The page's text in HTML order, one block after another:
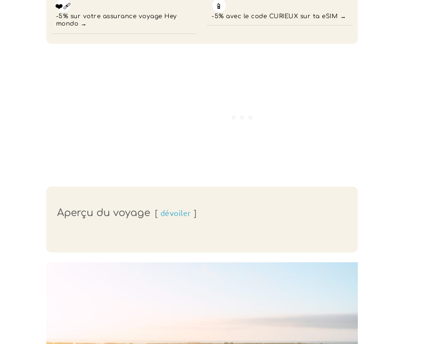
❤️‍🩹
-5% sur votre assurance voyage Hey
mondo
📱
-5% avec le code CURIEUX sur ta eSIM
Aperçu du voyage dévoiler